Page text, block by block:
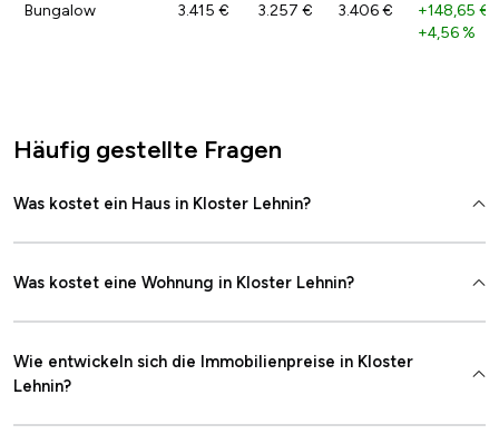
Bungalow 3.415 € 3.257 € 3.406 € +148,65 €
+4,56 %
Häufig gestellte Fragen
Was kostet ein Haus in Kloster Lehnin?
Was kostet eine Wohnung in Kloster Lehnin?
Wie entwickeln sich die Immobilienpreise in Kloster
Lehnin?